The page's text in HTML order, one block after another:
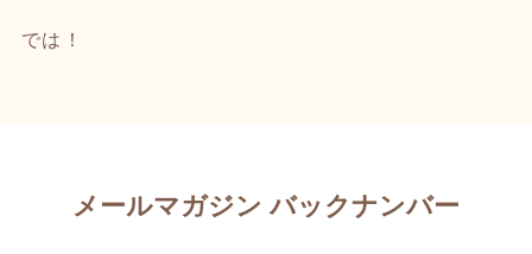
では！
メールマガジン バックナンバー